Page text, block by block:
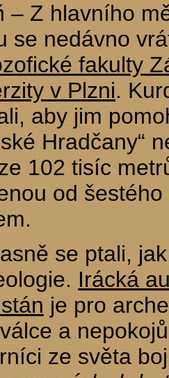
– Z hlavního
se nedávno
fakulty
v Plzni.
aby jim
Hradčany“
102 tisíc
od
se ptali,
Irácká
je pro
a
ze světa